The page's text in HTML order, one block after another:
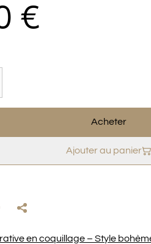
€
Acheter
Ajouter au panier
en coquillage – Style